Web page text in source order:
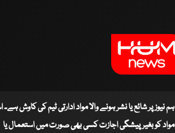
ہم نیوز پر شائع یا نشر ہونے والا مواد ادارتی ٹیم کی کاوش
مواد کو بغیر پیشگی اجازت کسی بھی صورت میں استعمال یا